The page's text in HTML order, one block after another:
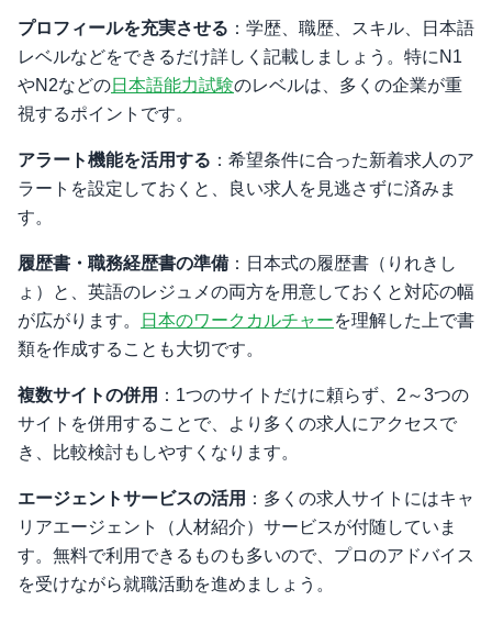
プロフィールを充実させる ：学歴、職歴、スキル、日本語
レベルなどをできるだけ詳しく記載しましょう。特にN1
やN2などの日本語能力試験のレベルは、多くの企業が重
視するポイントです。
アラート機能を活用する ：希望条件に合った新着求人のア
ラートを設定しておくと、良い求人を見逃さずに済みま
す。
履歴書・職務経歴書の準備 ：日本式の履歴書（りれきし
ょ）と、英語のレジュメの両方を用意しておくと対応の幅
が広がります。
日本のワークカルチャーを理解した上で書
類を作成することも大切です。
複数サイトの併用 ：1つのサイトだけに頼らず、2～3つの
サイトを併用することで、より多くの求人にアクセスで
き、比較検討もしやすくなります。
エージェントサービスの活用 ：多くの求人サイトにはキャ
リアエージェント（人材紹介）サービスが付随していま
す。無料で利用できるものも多いので、プロのアドバイス
を受けながら就職活動を進めましょう。